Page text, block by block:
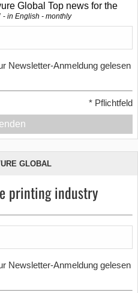
Global Top news for the
in English - monthly
Newsletter-Anmeldung gelesen
* Pflichtfeld
GLOBAL
printing industry
Newsletter-Anmeldung gelesen